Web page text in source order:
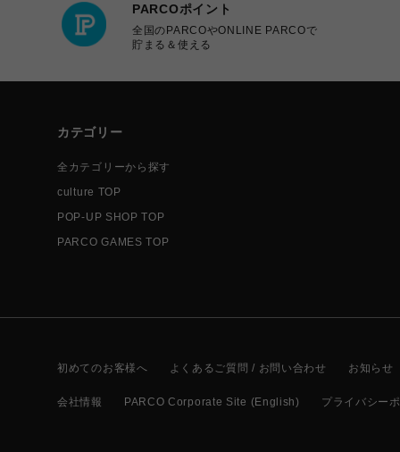
PARCOポイント
全国のPARCOやONLINE PARCOで
貯まる＆使える
カテゴリー
全カテゴリーから探す
culture TOP
POP-UP SHOP TOP
PARCO GAMES TOP
初めてのお客様へ よくあるご質問 / お問い合わせ お知らせ
会社情報 PARCO Corporate Site (English) プライバシー